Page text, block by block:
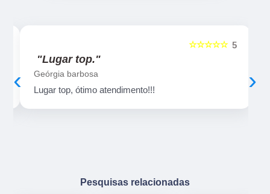
5
☆☆☆☆☆
"Lugar top."
Geórgia barbosa
Lugar top, ótimo atendimento!!!
‹ ›
Pesquisas relacionadas